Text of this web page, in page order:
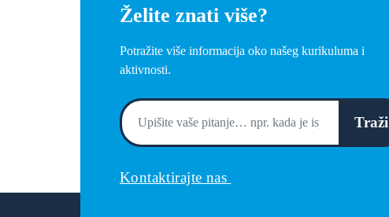
Želite znati više?
Potražite više informacija oko našeg kurikuluma i
aktivnosti.
Traži
Kontaktirajte nas